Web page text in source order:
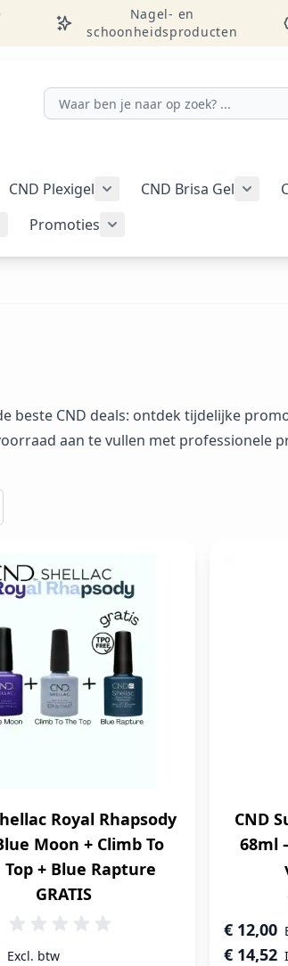
Nagel- en
schoonheidsproducten
Zoeken
CND Plexigel
CND Brisa Gel
Promoties
beste CND deals: ontdek tijdelijke
aan te vullen met professionele
Royal Rhapsody
Moon + Climb To
Top + Blue Rapture
GRATIS
CND
68ml
Speciale
€ 14,52
€ 12,00